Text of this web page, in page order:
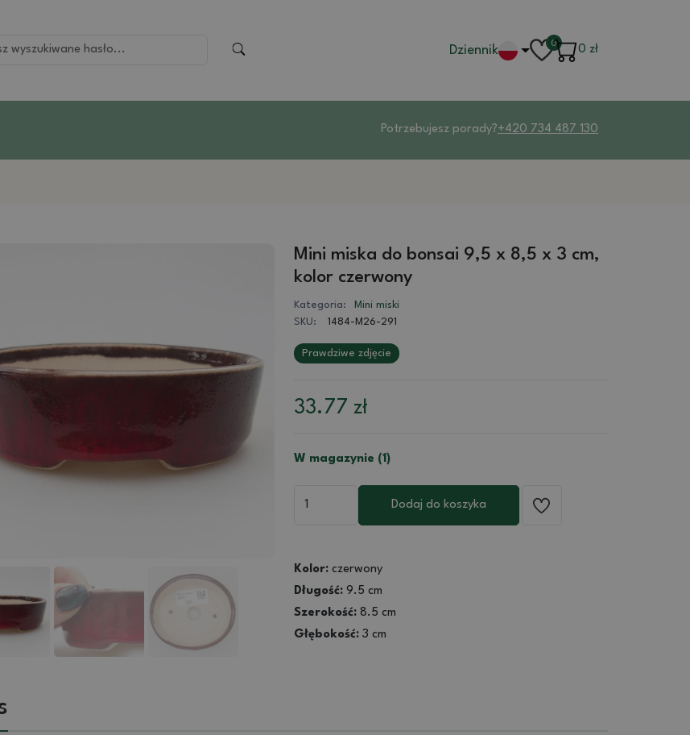
Dziennik 0
0 zł
Potrzebujesz porady?+420 734 487 130
Mini miska do bonsai 9,5 x 8,5 x 3 cm,
kolor czerwony
Kategoria:
Mini miski
SKU:
1484-M26-291
Prawdziwe zdjęcie
33.77 zł
W magazynie (1)
Dodaj do koszyka
Kolor: czerwony
Długość: 9.5 cm
Szerokość: 8.5 cm
Głębokość: 3 cm